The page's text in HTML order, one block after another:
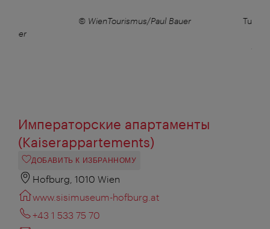
© WienTourismus/Paul Bauer Turn-
Императорские апартаменты
(Kaiserappartements)
ДОБАВИТЬ К ИЗБРАННОМУ
Hofburg, 1010 Wien
www.sisimuseum-hofburg.at
+43 1 533 75 70